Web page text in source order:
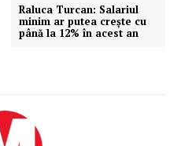
Raluca Turcan: Salariul
minim ar putea crește cu
până la 12% în acest an